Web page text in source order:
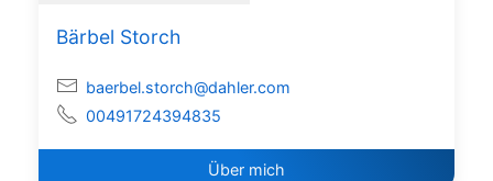
Bärbel Storch
baerbel.storch@dahler.com
00491724394835
Über mich